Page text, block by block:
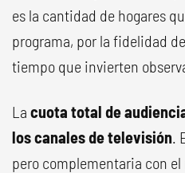
es la cantidad de hogares
programa, por la fidelidad
tiempo que invierten
La cuota total de
los canales de televisión.
pero complementaria con